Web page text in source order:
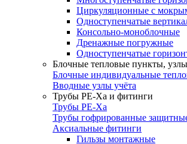
Циркуляционные с
Одноступенчатые
Консольно-моноблочные
Дренажные погружные
Одноступенчатые
Блочные тепловые пункты, узлы
Блочные индивидуальные
Вводные узлы учёта
Трубы РЕ-Ха и фитинги
Трубы РЕ-Ха
Трубы гофрированные
Аксиальные фитинги
Гильзы монтажные